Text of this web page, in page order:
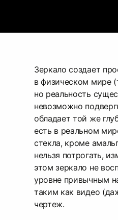
Зеркало создает
в физическом мире
но реальность
невозможно
обладает той же
есть в реальном
стекла, кроме
нельзя потрогать,
этом зеркало не
уровне привычным
таким как видео
чертеж.